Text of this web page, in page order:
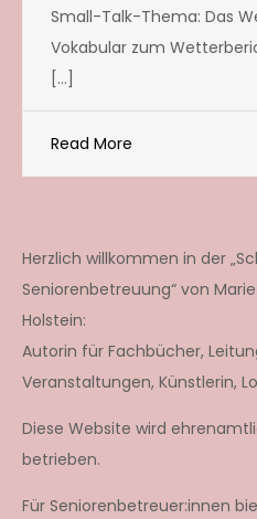
Small-Talk-Thema: Das
Vokabular zum
[…]
Read More
Herzlich willkommen in der
Seniorenbetreuung“ von
Holstein:
Autorin für Fachbücher,
Veranstaltungen, Künstlerin,
Diese Website wird
betrieben.
Für Seniorenbetreuer:innen